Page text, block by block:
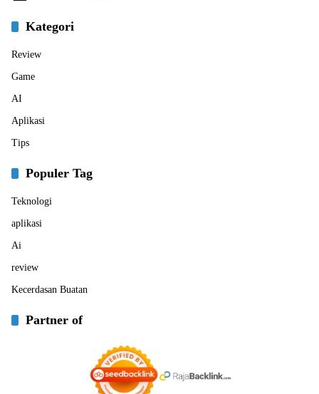
Kategori
Review
Game
AI
Aplikasi
Tips
Populer Tag
Teknologi
aplikasi
Ai
review
Kecerdasan Buatan
Partner of